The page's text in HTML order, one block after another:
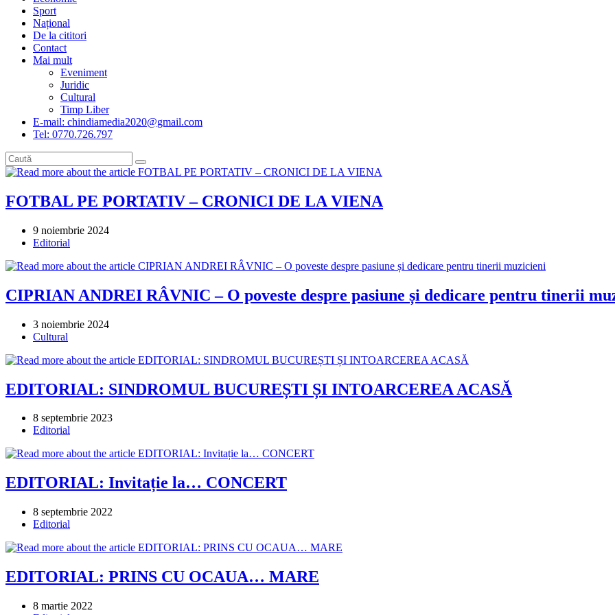
Sport
Național
De la cititori
Contact
Mai mult
Eveniment
Juridic
Cultural
Timp Liber
E-mail: chindiamedia2020@gmail.com
Tel: 0770.726.797
FOTBAL PE PORTATIV – CRONICI DE LA VIENA
Post
published:
9 noiembrie 2024
Post
Editorial
CIPRIAN ANDREI RÂVNIC – O poveste despre pasiune și dedicare pentru tinerii
Post
published:
3 noiembrie 2024
Post
Cultural
EDITORIAL: SINDROMUL BUCUREȘTI ȘI INTOARCEREA ACASĂ
Post
published:
8 septembrie 2023
Post
Editorial
EDITORIAL: Invitație la… CONCERT
Post
published:
8 septembrie 2022
Post
Editorial
EDITORIAL: PRINS CU OCAUA… MARE
Post
8 martie 2022